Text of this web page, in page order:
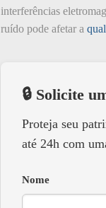
interferências
ruído pode afetar a
🔒 Solicite
Proteja seu
até 24h com
Nome